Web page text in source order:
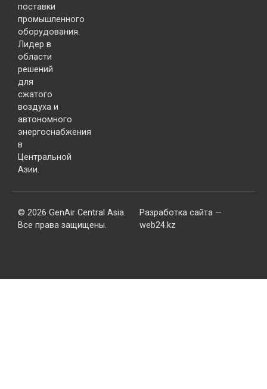
поставки
промышленного
оборудования.
Лидер в
области
решений
для
сжатого
воздуха и
автономного
энергоснабжения
в
Центральной
Азии.
© 2026 GenAir Central Asia.
Все права защищены.
Разработка сайта —
web24.kz